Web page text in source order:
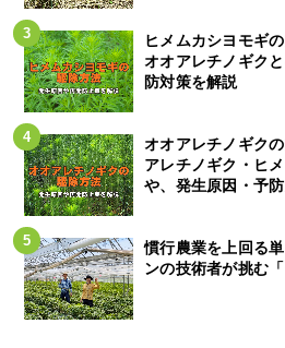
ヒメムカシヨモギ
オオアレチノギク
防対策を解説
オオアレチノギク
アレチノギク・ヒ
や、発生原因・予
慣行農業を上回る
ンの技術者が挑む